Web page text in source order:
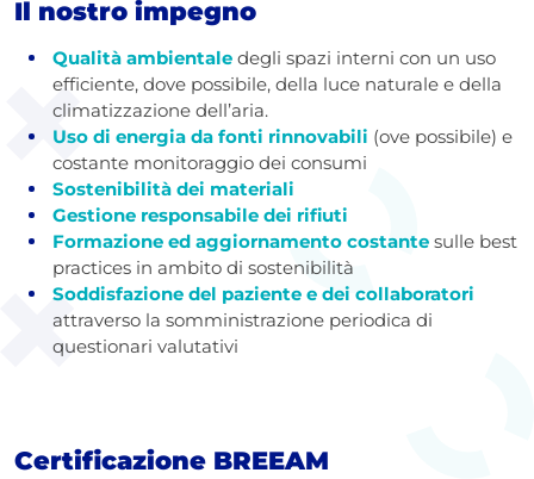
Il nostro impegno
Qualità ambientale degli spazi interni con un uso
efficiente, dove possibile, della luce naturale e della
climatizzazione dell’aria.
Uso di energia da fonti rinnovabili (ove possibile) e
costante monitoraggio dei consumi
Sostenibilità dei materiali
Gestione responsabile dei rifiuti
Formazione ed aggiornamento costante sulle best
practices in ambito di sostenibilità
Soddisfazione del paziente e dei collaboratori
attraverso la somministrazione periodica di
questionari valutativi
Certificazione BREEAM